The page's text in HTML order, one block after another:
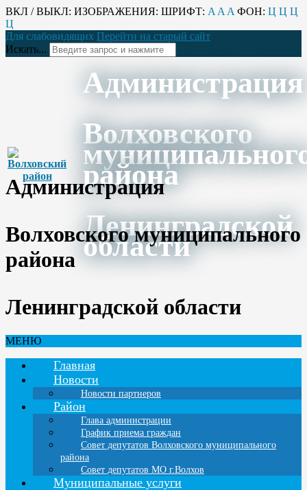
ВКЛ / ВЫКЛ: ИЗОБРАЖЕНИЯ: ШРИФТ: A A A ФОН: Ц Ц Ц
Ц
Для слабовидящих Перейти на старый сайт
Искать...
Администрация
Волховского
района
Ленинградской
области
Администрация
Волховского муниципального
района
Ленинградской области
МЕНЮ
Главная
Новости
Новости партнеров
Район
Глава администрации
График приема граждан
Совет депутатов Волховского муниципального
района
Совет депутатов МО г.Волхов
Муниципальные услуги